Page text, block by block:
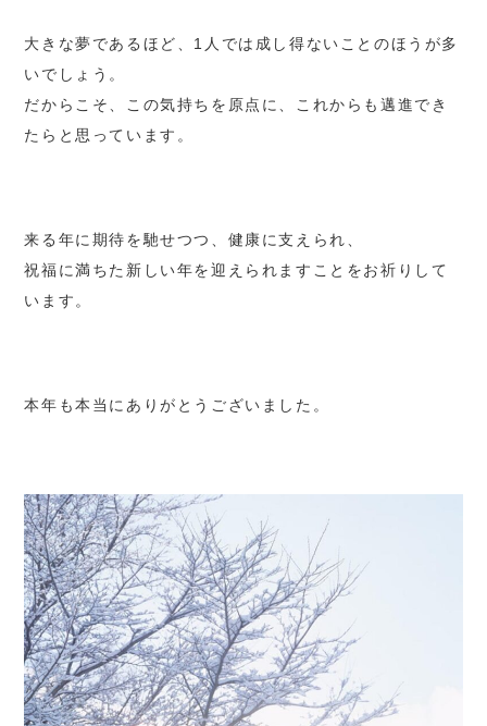
大きな夢であるほど、1人では成し得ないことのほうが多
いでしょう。
だからこそ、この気持ちを原点に、これからも邁進でき
たらと思っています。
来る年に期待を馳せつつ、健康に支えられ、
祝福に満ちた新しい年を迎えられますことをお祈りして
います。
本年も本当にありがとうございました。